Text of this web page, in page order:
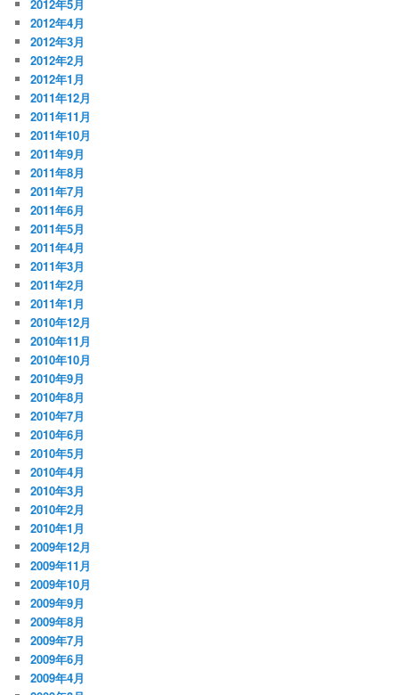
2012年5月
2012年4月
2012年3月
2012年2月
2012年1月
2011年12月
2011年11月
2011年10月
2011年9月
2011年8月
2011年7月
2011年6月
2011年5月
2011年4月
2011年3月
2011年2月
2011年1月
2010年12月
2010年11月
2010年10月
2010年9月
2010年8月
2010年7月
2010年6月
2010年5月
2010年4月
2010年3月
2010年2月
2010年1月
2009年12月
2009年11月
2009年10月
2009年9月
2009年8月
2009年7月
2009年6月
2009年4月